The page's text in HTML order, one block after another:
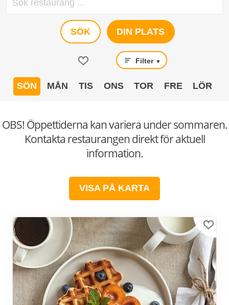
SÖK DIN PLATS
Filter ▼
SÖN MÅN TIS ONS TOR FRE LÖR
OBS! Öppettiderna kan variera under sommaren.
Kontakta restaurangen direkt för aktuell
information.
VISA PÅ KARTA